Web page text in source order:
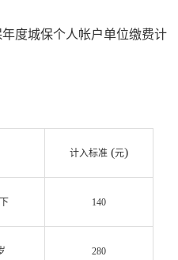
人帐户单位缴费计
计入标准 (元)
140
280